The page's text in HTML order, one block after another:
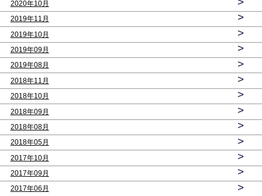
2020年10月
2019年11月 >
2019年10月 >
2019年09月 >
2019年08月 >
2018年11月 >
2018年10月 >
2018年09月 >
2018年08月 >
2018年05月 >
2017年10月 >
2017年09月 >
2017年06月 >